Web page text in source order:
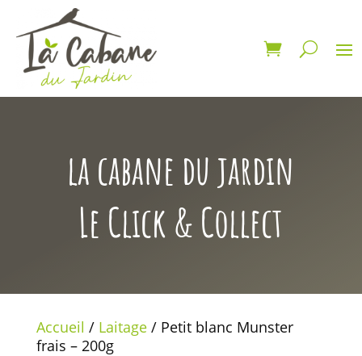
la cabane du jardin
Le Click & Collect
Accueil / Laitage/ Petit blanc Munster
frais – 200g